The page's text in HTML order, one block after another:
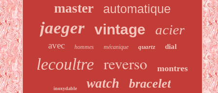
master automatique
jaeger vintage acier
avec hommes mécanique quartz dial
lecoultre reverso montres
inoxydable watch bracelet